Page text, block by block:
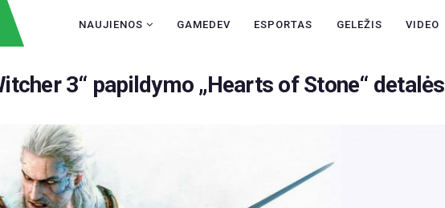
NAUJIENOS GAMEDEV ESPORTAS GELEŽIS VIDEO
NAUJIENOS
ESPORTAS
APŽVALGOS
3“ papildymo „Hearts of Stone“ detalės